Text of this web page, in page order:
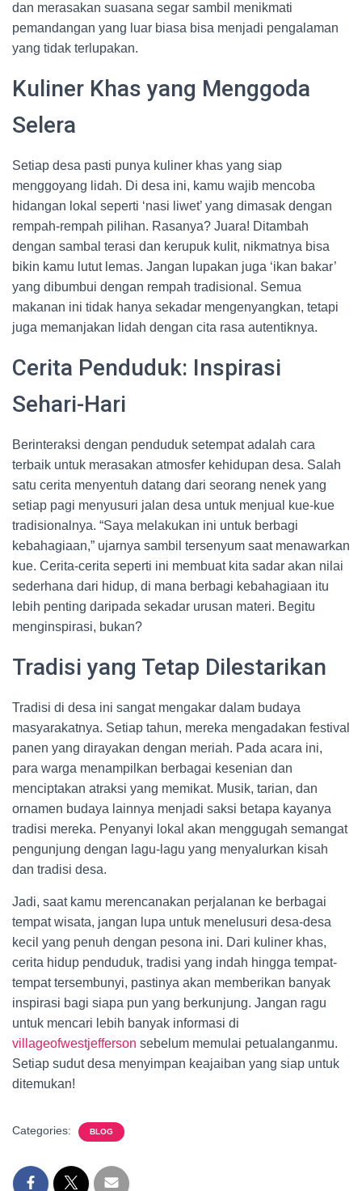
dan merasakan suasana segar sambil menikmati
pemandangan yang luar biasa bisa menjadi pengalaman
yang tidak terlupakan.
Kuliner Khas yang Menggoda
Selera
Setiap desa pasti punya kuliner khas yang siap
menggoyang lidah. Di desa ini, kamu wajib mencoba
hidangan lokal seperti ‘nasi liwet’ yang dimasak dengan
rempah-rempah pilihan. Rasanya? Juara! Ditambah
dengan sambal terasi dan kerupuk kulit, nikmatnya bisa
bikin kamu lutut lemas. Jangan lupakan juga ‘ikan bakar’
yang dibumbui dengan rempah tradisional. Semua
makanan ini tidak hanya sekadar mengenyangkan, tetapi
juga memanjakan lidah dengan cita rasa autentiknya.
Cerita Penduduk: Inspirasi
Sehari-Hari
Berinteraksi dengan penduduk setempat adalah cara
terbaik untuk merasakan atmosfer kehidupan desa. Salah
satu cerita menyentuh datang dari seorang nenek yang
setiap pagi menyusuri jalan desa untuk menjual kue-kue
tradisionalnya. “Saya melakukan ini untuk berbagi
kebahagiaan,” ujarnya sambil tersenyum saat menawarkan
kue. Cerita-cerita seperti ini membuat kita sadar akan nilai
sederhana dari hidup, di mana berbagi kebahagiaan itu
lebih penting daripada sekadar urusan materi. Begitu
menginspirasi, bukan?
Tradisi yang Tetap Dilestarikan
Tradisi di desa ini sangat mengakar dalam budaya
masyarakatnya. Setiap tahun, mereka mengadakan festival
panen yang dirayakan dengan meriah. Pada acara ini,
para warga menampilkan berbagai kesenian dan
menciptakan atraksi yang memikat. Musik, tarian, dan
ornamen budaya lainnya menjadi saksi betapa kayanya
tradisi mereka. Penyanyi lokal akan menggugah semangat
pengunjung dengan lagu-lagu yang menyalurkan kisah
dan tradisi desa.
Jadi, saat kamu merencanakan perjalanan ke berbagai
tempat wisata, jangan lupa untuk menelusuri desa-desa
kecil yang penuh dengan pesona ini. Dari kuliner khas,
cerita hidup penduduk, tradisi yang indah hingga tempat-
tempat tersembunyi, pastinya akan memberikan banyak
inspirasi bagi siapa pun yang berkunjung. Jangan ragu
untuk mencari lebih banyak informasi di
villageofwestjefferson sebelum memulai petualanganmu.
Setiap sudut desa menyimpan keajaiban yang siap untuk
ditemukan!
Categories: BLOG